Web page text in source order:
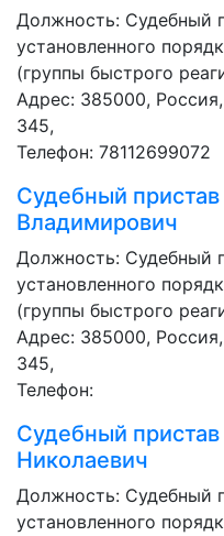
Должность: Судебный
установленного
(группы быстрого
Адрес: 385000,
345,
Телефон: 78112699072
Судебный пристав
Владимирович
Должность: Судебный
установленного
(группы быстрого
Адрес: 385000,
345,
Телефон:
Судебный пристав
Николаевич
Должность: Судебный
установленного